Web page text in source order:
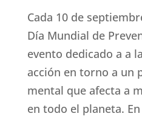
Cada 10 de
Día Mundial de
evento dedicado a a
acción en torno a un
mental que afecta a
en todo el planeta.